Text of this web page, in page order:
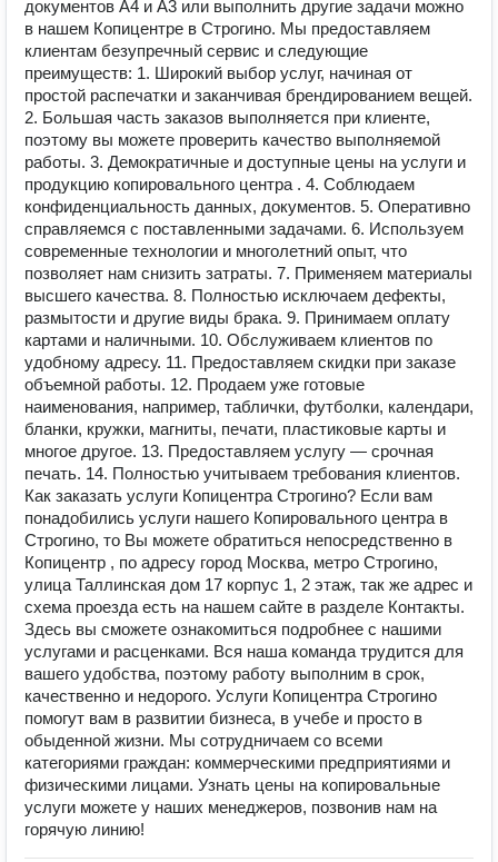
документов А4 и А3 или выполнить другие задачи можно
в нашем Копицентре в Строгино. Мы предоставляем
клиентам безупречный сервис и следующие
преимуществ: 1. Широкий выбор услуг, начиная от
простой распечатки и заканчивая брендированием вещей.
2. Большая часть заказов выполняется при клиенте,
поэтому вы можете проверить качество выполняемой
работы. 3. Демократичные и доступные цены на услуги и
продукцию копировального центра . 4. Соблюдаем
конфиденциальность данных, документов. 5. Оперативно
справляемся с поставленными задачами. 6. Используем
современные технологии и многолетний опыт, что
позволяет нам снизить затраты. 7. Применяем материалы
высшего качества. 8. Полностью исключаем дефекты,
размытости и другие виды брака. 9. Принимаем оплату
картами и наличными. 10. Обслуживаем клиентов по
удобному адресу. 11. Предоставляем скидки при заказе
объемной работы. 12. Продаем уже готовые
наименования, например, таблички, футболки, календари,
бланки, кружки, магниты, печати, пластиковые карты и
многое другое. 13. Предоставляем услугу — срочная
печать. 14. Полностью учитываем требования клиентов.
Как заказать услуги Копицентра Строгино? Если вам
понадобились услуги нашего Копировального центра в
Строгино, то Вы можете обратиться непосредственно в
Копицентр , по адресу город Москва, метро Строгино,
улица Таллинская дом 17 корпус 1, 2 этаж, так же адрес и
схема проезда есть на нашем сайте в разделе Контакты.
Здесь вы сможете ознакомиться подробнее с нашими
услугами и расценками. Вся наша команда трудится для
вашего удобства, поэтому работу выполним в срок,
качественно и недорого. Услуги Копицентра Строгино
помогут вам в развитии бизнеса, в учебе и просто в
обыденной жизни. Мы сотрудничаем со всеми
категориями граждан: коммерческими предприятиями и
физическими лицами. Узнать цены на копировальные
услуги можете у наших менеджеров, позвонив нам на
горячую линию!